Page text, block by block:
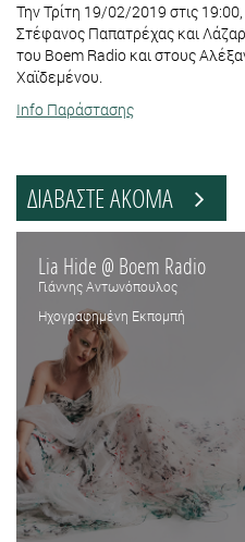
Την Τρίτη 19/02/2019 στις
Στέφανος Παπατρέχας και
του Boem Radio και στους
Χαϊδεμένου.
Info Παράστασης
ΔΙΑΒΑΣΤΕ ΑΚΟΜΑ
Lia Hide @ Boem Radio
Γιάννης Αντωνόπουλος
Ηχογραφημένη Εκπομπή